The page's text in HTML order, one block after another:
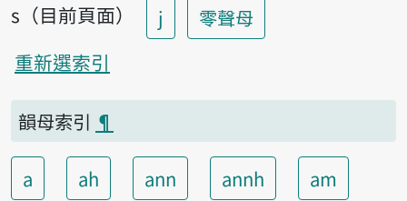
s（目前頁面）
j
零聲母
重新選索引
韻母索引 ¶
a ah ann annh
am